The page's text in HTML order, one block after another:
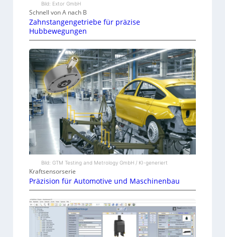
Bild: Extor GmbH
Schnell von A nach B
Zahnstangengetriebe für präzise
Hubbewegungen
Bild: GTM Testing and Metrology GmbH / KI-generiert
Kraftsensorserie
Präzision für Automotive und Maschinenbau